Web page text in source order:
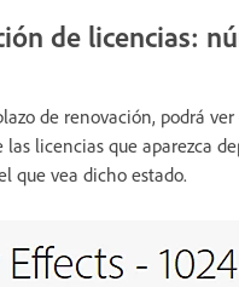
de licencias:
de renovación, podrá
las licencias que aparezca
que vea dicho estado.